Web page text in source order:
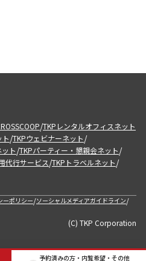
予約済みの方・内覧希望・その他
/TKPレンタルオフィスネット
/TKPウェビナーネット/
ト/TKPパーティー・懇親会ネット/
代行サービス/TKPトラベルネット/
ーポリシー/ソーシャルメディアガイドライン/
(C) TKP Corporation